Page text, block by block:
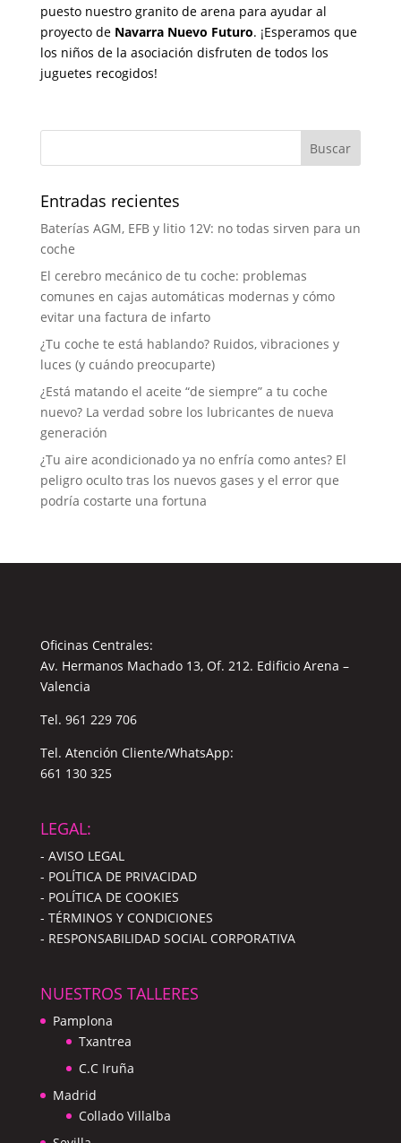
puesto nuestro granito de arena para ayudar al
proyecto de Navarra Nuevo Futuro. ¡Esperamos que
los niños de la asociación disfruten de todos los
juguetes recogidos!
Entradas recientes
Baterías AGM, EFB y litio 12V: no todas sirven para un
coche
El cerebro mecánico de tu coche: problemas
comunes en cajas automáticas modernas y cómo
evitar una factura de infarto
¿Tu coche te está hablando? Ruidos, vibraciones y
luces (y cuándo preocuparte)
¿Está matando el aceite “de siempre” a tu coche
nuevo? La verdad sobre los lubricantes de nueva
generación
¿Tu aire acondicionado ya no enfría como antes? El
peligro oculto tras los nuevos gases y el error que
podría costarte una fortuna
Oficinas Centrales:
Av. Hermanos Machado 13, Of. 212. Edificio Arena –
Valencia
Tel. 961 229 706
Tel. Atención Cliente/WhatsApp:
661 130 325
LEGAL:
- AVISO LEGAL
- POLÍTICA DE PRIVACIDAD
- POLÍTICA DE COOKIES
- TÉRMINOS Y CONDICIONES
- RESPONSABILIDAD SOCIAL CORPORATIVA
NUESTROS TALLERES
Pamplona
Txantrea
C.C Iruña
Madrid
Collado Villalba